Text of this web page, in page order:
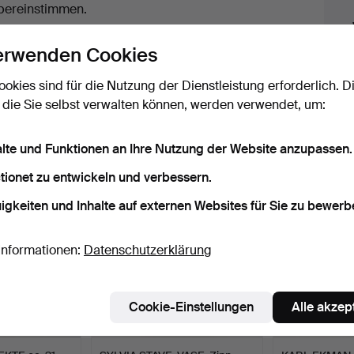
zu erhalten, sobald dieses Objekt
ist.
die mit Ihrer Suche
Cookies
sind für die Nutzung der Dienstleistung erforderlich.
Sie selbst verwalten können, werden verwendet, um:
und Funktionen an Ihre Nutzung der Website anzupassen.
zu entwickeln und verbessern.
und Inhalte auf externen Websites für Sie zu
Datenschutzerklärung
Cookie-Einstellungen Alle